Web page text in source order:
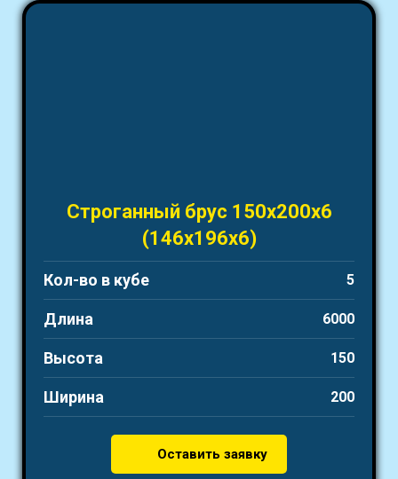
Строганный брус 150х200х6
(146х196х6)
Кол-во в кубе 5
Длина 6000
Высота 150
Ширина 200
Оставить заявку